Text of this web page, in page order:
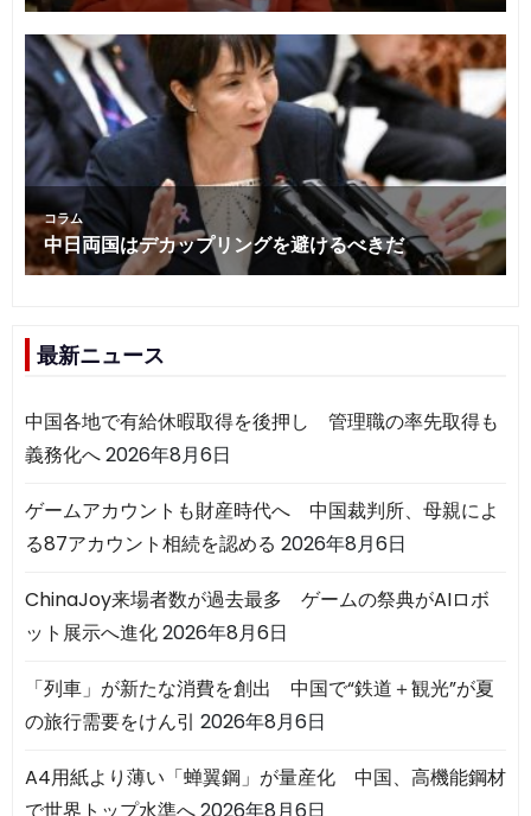
最新ニュース
中国各地で有給休暇取得を後押し 管理職の率先取得も
義務化へ2026年8月6日
ゲームアカウントも財産時代へ 中国裁判所、母親によ
る87アカウント相続を認める 2026年8月6日
ChinaJoy来場者数が過去最多 ゲームの祭典がAIロボ
ット展示へ進化2026年8月6日
「列車」が新たな消費を創出 中国で“鉄道＋観光”が夏
の旅行需要をけん引 2026年8月6日
A4用紙より薄い「蝉翼鋼」が量産化 中国、高機能鋼材
で世界トップ水準へ2026年8月6日